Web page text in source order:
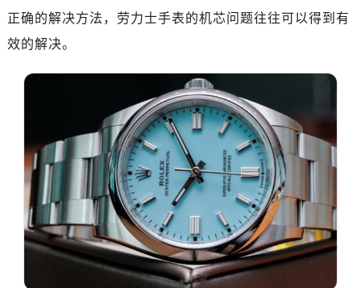
重庆市江北区观音桥步行街2号融恒时代广场写字楼9层902室（需提前预约）
太原市迎泽区解放路15号亨得利名表服务中心（品牌授权店）3层整层（需提前预约）
沈阳市沈河区中街路137号亨得利名表服务中心（品牌授权店）1层整层（需提前预约）
温州市鹿城区锦绣路1067号置信广场10层1015室（需提前预约）
哈尔滨市道里区友谊西路600号富力中心T2座写字楼29层03室（需提前预约）
正确的解决方法，劳力士手表的机芯问题往往可以得到有
效的解决。